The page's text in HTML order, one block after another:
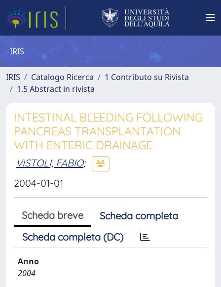
IRIS
IRIS Catalogo Ricerca
1 Contributo su Rivista
1.5 Abstract in rivista
INTESTINAL BLEEDING FOLLOWING
PANCREAS TRANSPLANTATION
WITH ENTERIC DRAINAGE
VISTOLI, FABIO;
2004-01-01
Scheda breve
Scheda completa
Scheda completa (DC)
Anno
2004